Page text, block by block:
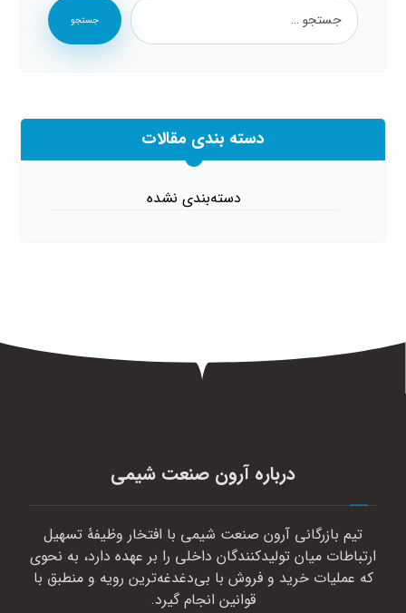
جستجو
دسته بندی مقالات
دسته‌بندی نشده
درباره آرون صنعت شیمی
تیم بازرگانی آرون صنعت شیمی با افتخار وظیفهٔ تسهیل
ارتباطات میان تولیدکنندگان داخلی را بر عهده دارد، به نحوی
که عملیات خرید و فروش با بی‌دغدغه‌ترین رویه و منطبق با
قوانین انجام گیرد.